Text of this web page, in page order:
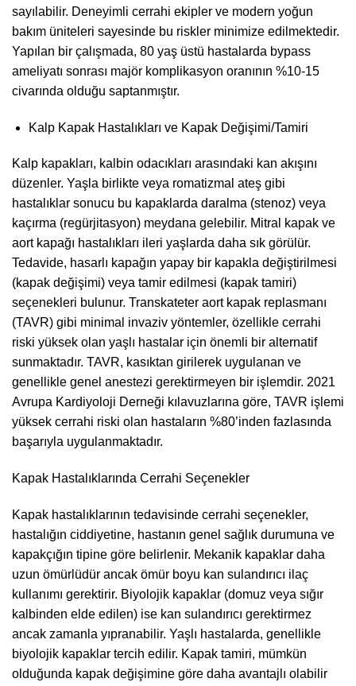
sayılabilir. Deneyimli cerrahi ekipler ve modern yoğun
bakım üniteleri sayesinde bu riskler minimize edilmektedir.
Yapılan bir çalışmada, 80 yaş üstü hastalarda bypass
ameliyatı sonrası majör komplikasyon oranının %10-15
civarında olduğu saptanmıştır.
Kalp Kapak Hastalıkları ve Kapak Değişimi/Tamiri
Kalp kapakları, kalbin odacıkları arasındaki kan akışını
düzenler. Yaşla birlikte veya romatizmal ateş gibi
hastalıklar sonucu bu kapaklarda daralma (stenoz) veya
kaçırma (regürjitasyon) meydana gelebilir. Mitral kapak ve
aort kapağı hastalıkları ileri yaşlarda daha sık görülür.
Tedavide, hasarlı kapağın yapay bir kapakla değiştirilmesi
(kapak değişimi) veya tamir edilmesi (kapak tamiri)
seçenekleri bulunur. Transkateter aort kapak replasmanı
(TAVR) gibi minimal invaziv yöntemler, özellikle cerrahi
riski yüksek olan yaşlı hastalar için önemli bir alternatif
sunmaktadır. TAVR, kasıktan girilerek uygulanan ve
genellikle genel anestezi gerektirmeyen bir işlemdir. 2021
Avrupa Kardiyoloji Derneği kılavuzlarına göre, TAVR işlemi
yüksek cerrahi riski olan hastaların %80’inden fazlasında
başarıyla uygulanmaktadır.
Kapak Hastalıklarında Cerrahi Seçenekler
Kapak hastalıklarının tedavisinde cerrahi seçenekler,
hastalığın ciddiyetine, hastanın genel sağlık durumuna ve
kapakçığın tipine göre belirlenir. Mekanik kapaklar daha
uzun ömürlüdür ancak ömür boyu kan sulandırıcı ilaç
kullanımı gerektirir. Biyolojik kapaklar (domuz veya sığır
kalbinden elde edilen) ise kan sulandırıcı gerektirmez
ancak zamanla yıpranabilir. Yaşlı hastalarda, genellikle
biyolojik kapaklar tercih edilir. Kapak tamiri, mümkün
olduğunda kapak değişimine göre daha avantajlı olabilir